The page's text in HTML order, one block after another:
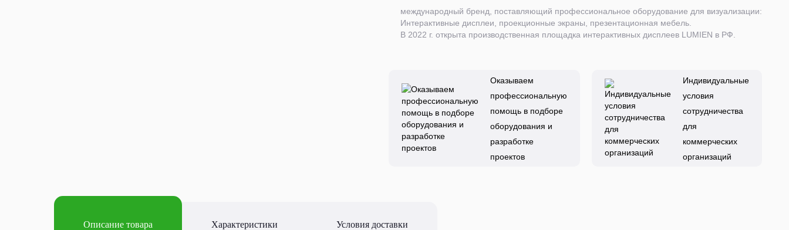
международный бренд, поставляющий профессиональное оборудование для визуализации:
Интерактивные дисплеи, проекционные экраны, презентационная мебель.
В 2022 г. открыта производственная площадка интерактивных дисплеев LUMIEN в РФ.
Оказываем
профессиональную
помощь в подборе
оборудования и
разработке
проектов
Индивидуальные
условия
сотрудничества
для
коммерческих
организаций
Описание товара Характеристики Условия доставки